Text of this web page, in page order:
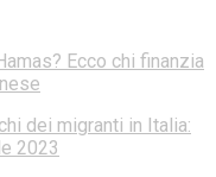
Ecco chi finanzia
dei migranti in Italia:
2023